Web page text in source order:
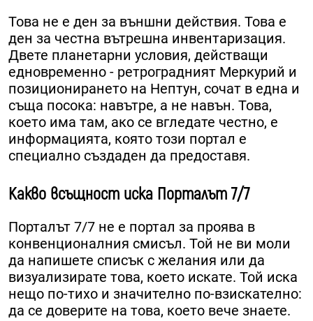
Това не е ден за външни действия. Това е
ден за честна вътрешна инвентаризация.
Двете планетарни условия, действащи
едновременно - ретроградният Меркурий и
позиционирането на Нептун, сочат в една и
съща посока: навътре, а не навън. Това,
което има там, ако се вгледате честно, е
информацията, която този портал е
специално създаден да предоставя.
Какво всъщност иска Порталът 7/7
Порталът 7/7 не е портал за проява в
конвенционалния смисъл. Той не ви моли
да напишете списък с желания или да
визуализирате това, което искате. Той иска
нещо по-тихо и значително по-взискателно:
да се доверите на това, което вече знаете.